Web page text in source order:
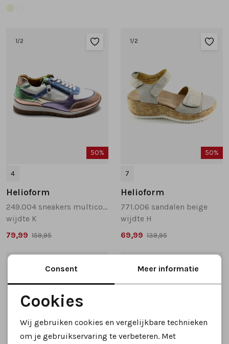
1 /2
50%
4
Helioform
249.004 sneakers multicolor
wijdte K
79,99 159,95
1 /2
50%
7
Helioform
771.006 sandalen beige
wijdte H
69,99 139,95
Noodzakelijke cookies
Personalisatie cookies
Consent Meer informatie
Cookies
Wij gebruiken cookies en vergelijkbare technieken
om je gebruikservaring te verbeteren. Met